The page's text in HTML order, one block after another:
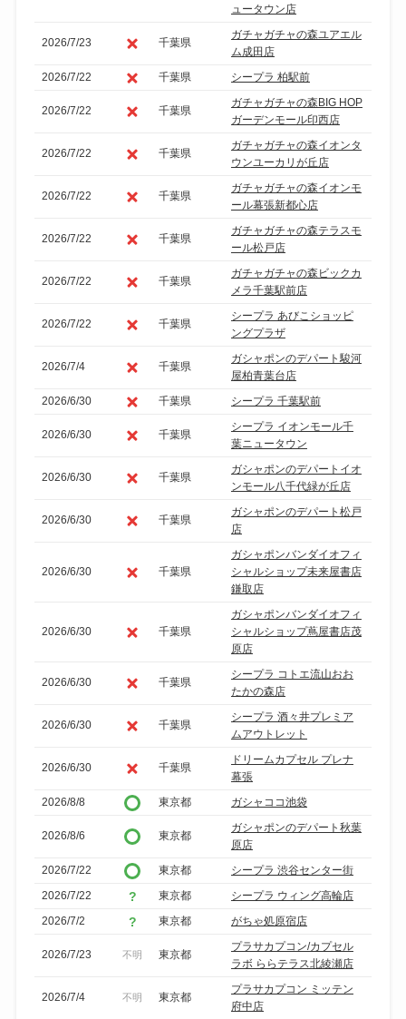
ュータウン店
2026/7/23 千葉県
ガチャガチャの森ユアエル
ム成田店
2026/7/22
千葉県 シープラ 柏駅前
2026/7/22 千葉県
ガチャガチャの森BIG HOP
ガーデンモール印西店
2026/7/22 千葉県
ガチャガチャの森イオンタ
ウンユーカリが丘店
2026/7/22 千葉県
ガチャガチャの森イオンモ
ール幕張新都心店
2026/7/22 千葉県
ガチャガチャの森テラスモ
ール松戸店
2026/7/22 千葉県
ガチャガチャの森ビックカ
メラ千葉駅前店
2026/7/22 千葉県
シープラ あびこショッピ
ングプラザ
2026/7/4 千葉県
ガシャポンのデパート駿河
屋柏青葉台店
2026/6/30
千葉県 シープラ 千葉駅前
2026/6/30 千葉県
シープラ イオンモール千
葉ニュータウン
2026/6/30 千葉県
ガシャポンのデパートイオ
ンモール八千代緑が丘店
2026/6/30 千葉県
ガシャポンのデパート松戸
店
2026/6/30 千葉県
ガシャポンバンダイオフィ
シャルショップ未来屋書店
鎌取店
2026/6/30 千葉県
ガシャポンバンダイオフィ
シャルショップ蔦屋書店茂
原店
2026/6/30 千葉県
シープラ コトエ流山おお
たかの森店
2026/6/30 千葉県
シープラ 酒々井プレミア
ムアウトレット
2026/6/30 千葉県
ドリームカプセル プレナ
幕張
2026/8/8
東京都 ガシャココ池袋
2026/8/6 東京都
ガシャポンのデパート秋葉
原店
2026/7/22
東京都
シープラ 渋谷センター街
2026/7/22
東京都
シープラ ウィング高輪店
2026/7/2
東京都 がちゃ処原宿店
2026/7/23 不明 東京都
プラサカプコン/カプセル
ラボ ららテラス北綾瀬店
2026/7/4 不明 東京都
プラサカプコン ミッテン
府中店